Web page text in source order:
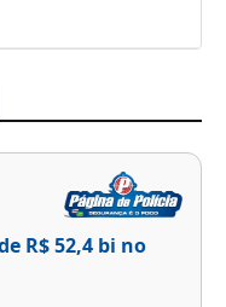
R$ 52,4 bi no